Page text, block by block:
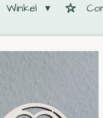
Winkel